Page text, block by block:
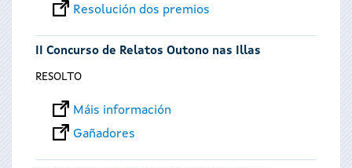
Resolución dos premios
II Concurso de Relatos Outono nas Illas
RESOLTO
Máis información
Gañadores